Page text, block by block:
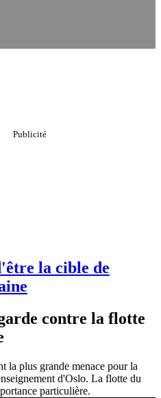
la cible de
contre la flotte
la plus grande menace pour la
d'Oslo. La flotte du
particulière.